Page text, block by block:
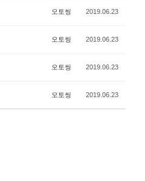
오토씽 2019.06.23
오토씽 2019.06.23
오토씽 2019.06.23
오토씽 2019.06.23